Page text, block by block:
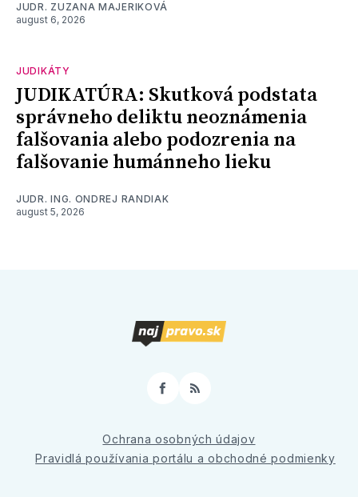
JUDR. ZUZANA MAJERIKOVÁ
august 6, 2026
JUDIKÁTY
JUDIKATÚRA: Skutková podstata
správneho deliktu neoznámenia
falšovania alebo podozrenia na
falšovanie humánneho lieku
JUDR. ING. ONDREJ RANDIAK
august 5, 2026
Facebook
RSS
Ochrana osobných údajov
Pravidlá používania portálu a obchodné podmienky